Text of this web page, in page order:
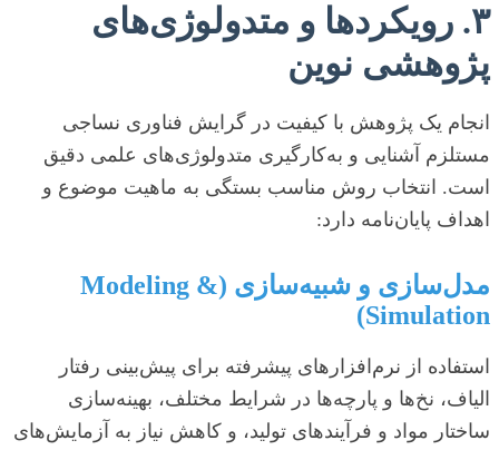
۳. رویکردها و متدولوژی‌های
پژوهشی نوین
انجام یک پژوهش با کیفیت در گرایش فناوری نساجی
مستلزم آشنایی و به‌کارگیری متدولوژی‌های علمی دقیق
است. انتخاب روش مناسب بستگی به ماهیت موضوع و
اهداف پایان‌نامه دارد:
مدل‌سازی و شبیه‌سازی (Modeling &
Simulation)
استفاده از نرم‌افزارهای پیشرفته برای پیش‌بینی رفتار
الیاف، نخ‌ها و پارچه‌ها در شرایط مختلف، بهینه‌سازی
ساختار مواد و فرآیندهای تولید، و کاهش نیاز به آزمایش‌های